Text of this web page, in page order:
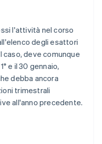
l'attività nel corso
degli esattori
caso, deve comunque
e il 30 gennaio,
debba ancora
trimestrali
all'anno precedente.